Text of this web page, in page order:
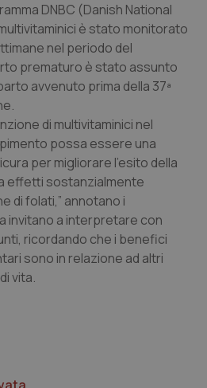
di Bolzano
di Trento
& Rettocolite Ulcerosa
neurodegenerative
DNBC (Danish National
è stato monitorato
nel periodo del
prematuro è stato assunto
avvenuto prima della 37ª
di multivitaminici nel
possa essere una
per migliorare l’esito della
effetti sostanzialmente
di folati,” annotano i
invitano a interpretare con
ricordando che i benefici
sono in relazione ad altri
vita.